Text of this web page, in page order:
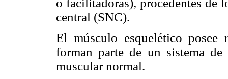
central (SNC).
El músculo esquelético posee
forman parte de un sistema
muscular normal.